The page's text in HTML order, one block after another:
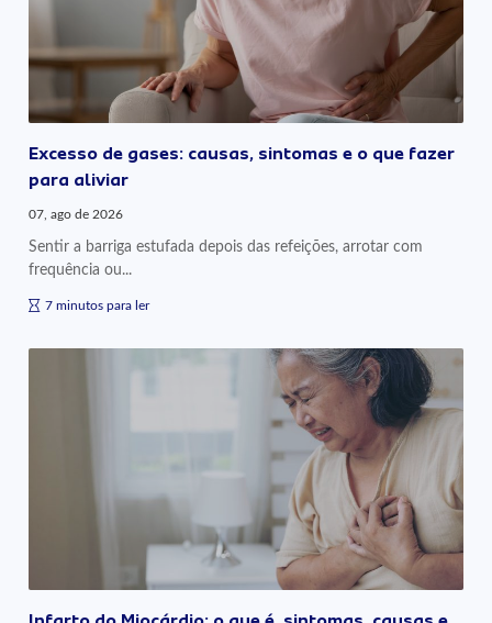
Excesso de gases: causas, sintomas e o que fazer
para aliviar
07, ago de 2026
Sentir a barriga estufada depois das refeições, arrotar com
frequência ou...
7 minutos para ler